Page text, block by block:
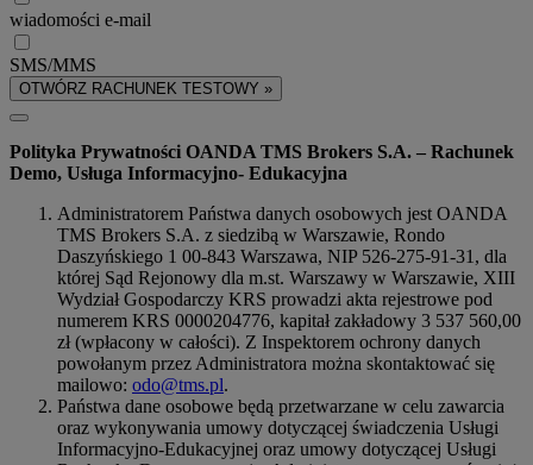
wiadomości e-mail
SMS/MMS
OTWÓRZ RACHUNEK TESTOWY »
Polityka Prywatności OANDA TMS Brokers S.A. – Rachunek
Demo, Usługa Informacyjno- Edukacyjna
Administratorem Państwa danych osobowych jest OANDA
TMS Brokers S.A. z siedzibą w Warszawie, Rondo
Daszyńskiego 1 00-843 Warszawa, NIP 526-275-91-31, dla
której Sąd Rejonowy dla m.st. Warszawy w Warszawie, XIII
Wydział Gospodarczy KRS prowadzi akta rejestrowe pod
numerem KRS 0000204776, kapitał zakładowy 3 537 560,00
zł (wpłacony w całości). Z Inspektorem ochrony danych
powołanym przez Administratora można skontaktować się
mailowo: odo@tms.pl.
Państwa dane osobowe będą przetwarzane w celu zawarcia
oraz wykonywania umowy dotyczącej świadczenia Usługi
Informacyjno-Edukacyjnej oraz umowy dotyczącej Usługi